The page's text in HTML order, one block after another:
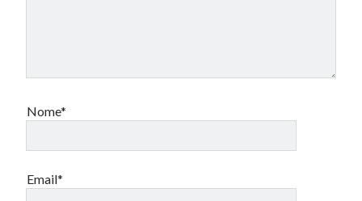
Nome*
Email*